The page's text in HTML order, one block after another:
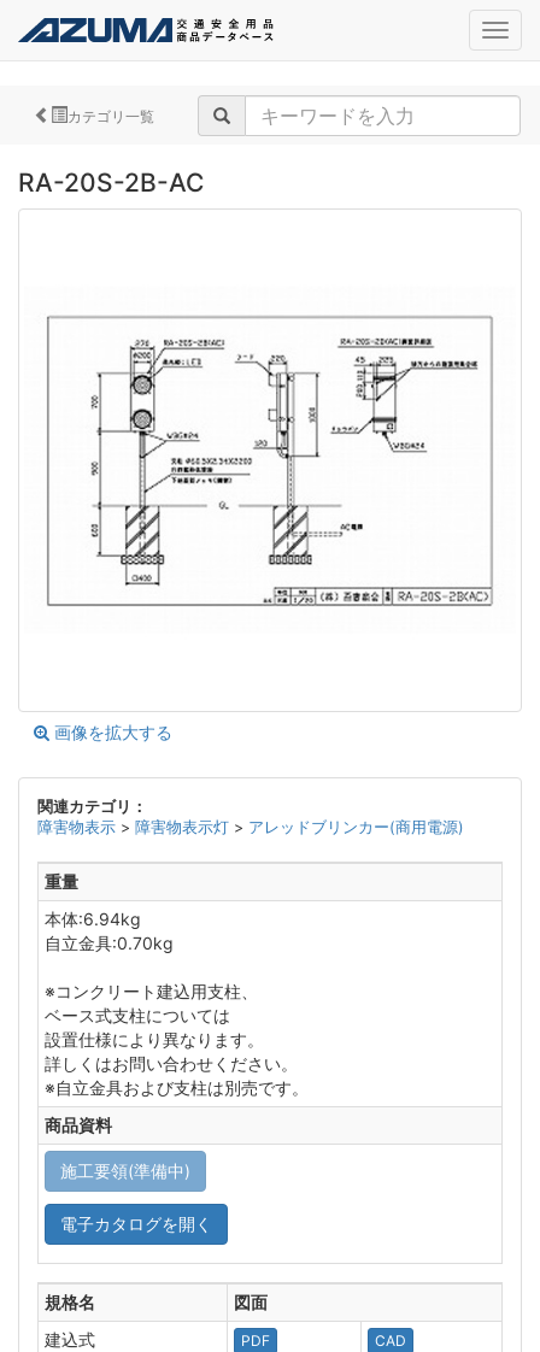
カテゴリ一覧
RA-20S-2B-AC
画像を拡大する
関連カテゴリ：
障害物表示 > 障害物表示灯 > アレッドブリンカー(商用電源)
重量
本体:6.94kg
自立金具:0.70kg
※コンクリート建込用支柱、
ベース式支柱については
設置仕様により異なります。
詳しくはお問い合わせください。
※自立金具および支柱は別売です。
商品資料
施工要領(準備中)
電子カタログを開く
規格名
図面
建込式
PDF CAD